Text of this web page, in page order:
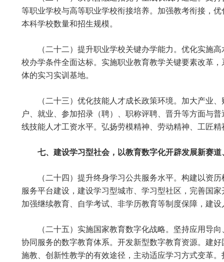
等职业学校与高等职业学校衔接培养。加强教考衔接，
本科学校数量和招生规模。
（二十二）提升职业学校关键办学能力。优化实施
校办学条件全面达标。实施职业教育教学关键要素改革
体的实习实训基地。
（二十三）优化技能人才成长政策环境。加大产业
户、就业、参加招录（聘）、职称评聘、晋升等方面与
线技能人才工资水平。弘扬劳模精神、劳动精神、工匠
七、建设学习型社会，以教育数字化开辟发展新赛
（二十四）提升终身学习公共服务水平。构建以资
服务平台建设，建设学习型城市、学习型社区，完善国
加强继续教育、自学考试、非学历教育等制度保障，建
（二十五）实施国家教育数字化战略。坚持应用导
协同服务的数字教育体系。开发新型数字教育资源。建
施教、创新性教学的有效途径，主动适应学习方式变革